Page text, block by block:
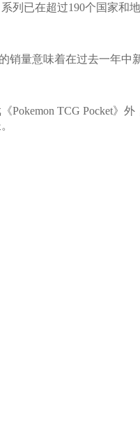
已在超过190个国家和地
量意味着在过去一年中新
Pokemon TCG Pocket